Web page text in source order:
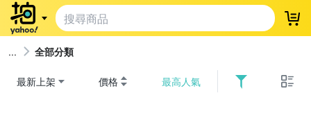
登
全部分類
最新上架 價格 最高人氣